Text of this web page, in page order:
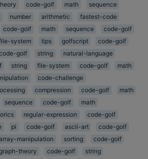
code-golf math
sequence
number arithmetic
fastest-code
code-golf math sequence
code-golf
system tips golfscript
code-golf
golf string
natural-language
string file-system code-golf
math
code-challenge
compression code-golf
math
sequence code-golf
math
regular-expression
code-golf
pi code-golf ascii-art
code-golf
manipulation sorting
code-golf
theory code-golf
string